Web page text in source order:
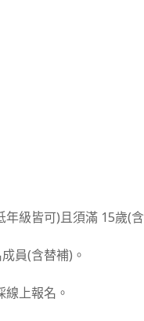
級皆可)且須滿 15歲(
員(含替補)。
上報名。